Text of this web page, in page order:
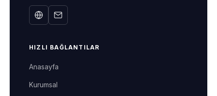
HIZLI BAĞLANTILAR
Anasayfa
Kurumsal